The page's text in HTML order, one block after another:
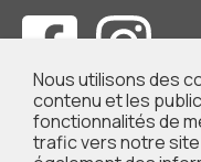
Nous utilisons des
contenu et les
fonctionnalités de
trafic vers notre